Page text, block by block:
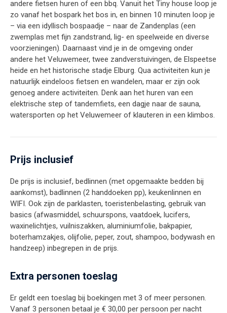
andere fietsen huren of een bbq. Vanuit het Tiny house loop je
zo vanaf het bospark het bos in, en binnen 10 minuten loop je
– via een idyllisch bospaadje – naar de Zandenplas (een
zwemplas met fijn zandstrand, lig- en speelweide en diverse
voorzieningen). Daarnaast vind je in de omgeving onder
andere het Veluwemeer, twee zandverstuivingen, de Elspeetse
heide en het historische stadje Elburg. Qua activiteiten kun je
natuurlijk eindeloos fietsen en wandelen, maar er zijn ook
genoeg andere activiteiten. Denk aan het huren van een
elektrische step of tandemfiets, een dagje naar de sauna,
watersporten op het Veluwemeer of klauteren in een klimbos.
Prijs inclusief
De prijs is inclusief, bedlinnen (met opgemaakte bedden bij
aankomst), badlinnen (2 handdoeken pp), keukenlinnen en
WIFI. Ook zijn de parklasten, toeristenbelasting, gebruik van
basics (afwasmiddel, schuurspons, vaatdoek, lucifers,
waxinelichtjes, vuilniszakken, aluminiumfolie, bakpapier,
boterhamzakjes, olijfolie, peper, zout, shampoo, bodywash en
handzeep) inbegrepen in de prijs.
Extra personen toeslag
Er geldt een toeslag bij boekingen met 3 of meer personen.
Vanaf 3 personen betaal je € 30,00 per persoon per nacht